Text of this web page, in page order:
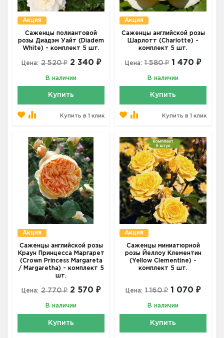
Акция
Саженцы полиантовой
розы Диадэм Уайт (Diadem
White) - комплект 5 шт.
Цена: 2 520 ₽ 2 340 ₽
В наличии
Купить
Купить в 1 клик
Акция
Саженцы английской розы
Шарлотт (Charlotte) -
комплект 5 шт.
Цена: 1 580 ₽ 1 470 ₽
В наличии
Купить
Купить в 1 клик
Акция
Саженцы английской розы
Краун Принцесса Маргарет
(Crown Princess Margareta
/ Margaretha) - комплект 5
шт.
Цена: 2 770 ₽ 2 570 ₽
В наличии
Купить
Акция
Саженцы миниатюрной
розы Йеллоу Клементин
(Yellow Clementine) -
комплект 5 шт.
Цена: 1 160 ₽ 1 070 ₽
В наличии
Купить